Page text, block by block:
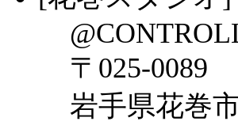
〒025-0089
岩手県花巻